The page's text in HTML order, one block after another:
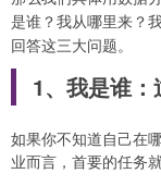
是谁？我从哪里来？
回答这三大问题。
1、我是谁
如果你不知道自己在
业而言，首要的任务